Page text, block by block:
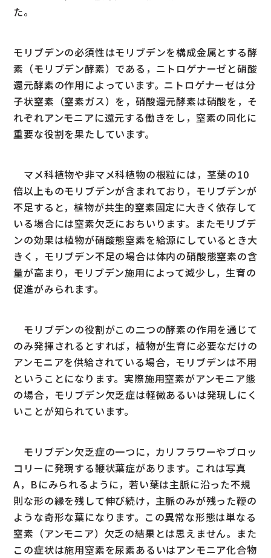
た。
モリブデンの必須性はモリブデンを構成金属とする酵
素（モリブデン酵素）である，ニトロゲナーゼと硝酸
還元酵素の作用によっています。ニトロゲナーゼは分
子状窒素（窒素ガス）を，硝酸還元酵素は硝酸を，そ
れぞれアンモニアに還元する働きをし，窒素の同化に
重要な役割を果たしています。
マメ科植物や非マメ科植物の根粒には，茎葉の10
倍以上ものモリブデンが含まれており，モリブデンが
不足すると，植物が共生的窒素固定に大きく依存して
いる場合には窒素欠乏におちいります。またモリブデ
ンの効果は植物が硝酸態窒素を給源にしているとき大
きく，モリブデン不足の場合は体内の硝酸態窒素の含
量が高まり，モリブデン施用によって減少し，生育の
促進がみられます。
モリブデンの役割がこの二つの酵素の作用を通じて
のみ発揮されるとすれば，植物が生育に必要なだけの
アンモニアを供給されている場合，モリブデンは不用
ということになります。実際施用窒素がアンモニア態
の場合，モリブデン欠乏症は軽微あるいは発現しにく
いことが知られています。
モリブデン欠乏症の一つに，カリフラワーやブロッ
コリーに発現する鞭状葉症があります。これは写真
A，Bにみられるように，若い葉は主脈に沿った不規
則な形の縁を残して伸び続け，主脈のみが残った鞭の
ような奇形な葉になります。この異常な形態は単なる
窒素（アンモニア）欠乏の結果とは思えません。また
この症状は施用窒素を尿素あるいはアンモニア化合物